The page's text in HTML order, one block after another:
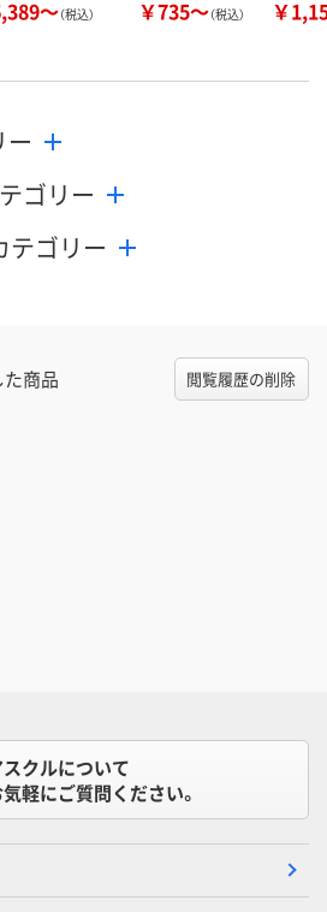
～（税込） ￥735～（税込） ￥
ゴリー
テゴリー
商品 閲覧履歴の削除
スクルについて
軽にご質問ください。